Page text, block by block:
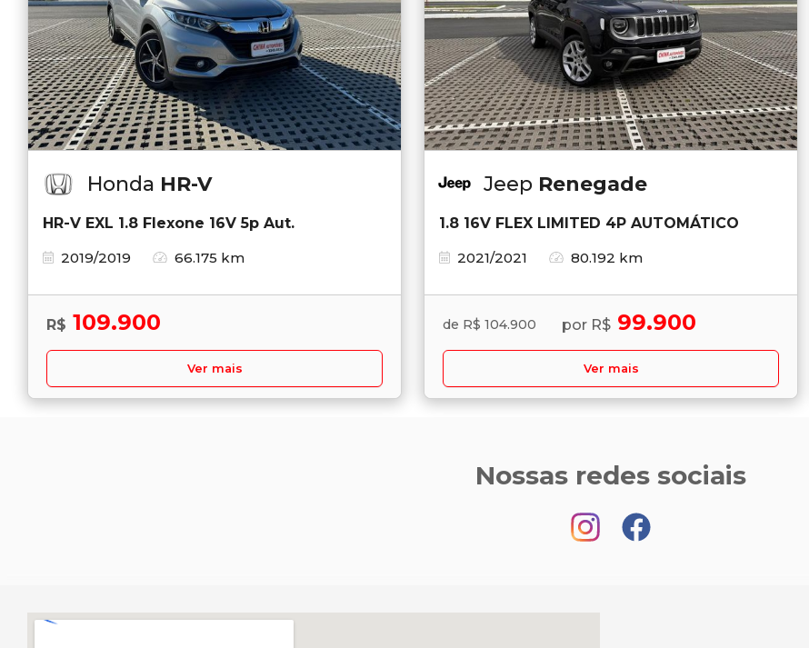
Honda HR-V
HR-V EXL 1.8 Flexone 16V 5p Aut.
2019/2019
66.175 km
R$ 109.900
Ver mais
Jeep Renegade
1.8 16V FLEX LIMITED 4P AUTOMÁTICO
2021/2021
80.192 km
de R$ 104.900 por R$ 99.900
Ver mais
Nossas redes sociais